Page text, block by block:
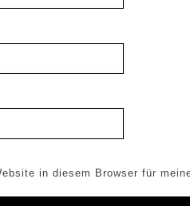
in diesem Browser für